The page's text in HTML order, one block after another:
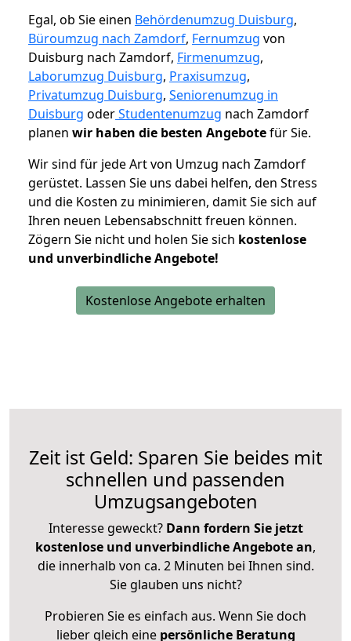
Egal, ob Sie einen Behördenumzug Duisburg,
Büroumzug nach Zamdorf, Fernumzug von
Duisburg nach Zamdorf, Firmenumzug,
Laborumzug Duisburg, Praxisumzug,
Privatumzug Duisburg, Seniorenumzug in
Duisburg oderStudentenumzug nach Zamdorf
planen wir haben die besten Angebotefür Sie.
Wir sind für jede Art von Umzug nach Zamdorf
gerüstet. Lassen Sie uns dabei helfen, den Stress
und die Kosten zu minimieren, damit Sie sich auf
Ihren neuen Lebensabschnitt freuen können.
Zögern Sie nicht und holen Sie sich kostenlose
und unverbindliche Angebote!
Kostenlose Angebote erhalten
Zeit ist Geld: Sparen Sie beides mit
schnellen und passenden
Umzugsangeboten
Interesse geweckt? Dann fordern Sie jetzt
kostenlose und unverbindliche Angebote an,
die innerhalb von ca. 2 Minuten bei Ihnen sind.
Sie glauben uns nicht?
Probieren Sie es einfach aus. Wenn Sie doch
lieber gleich eine persönliche Beratung